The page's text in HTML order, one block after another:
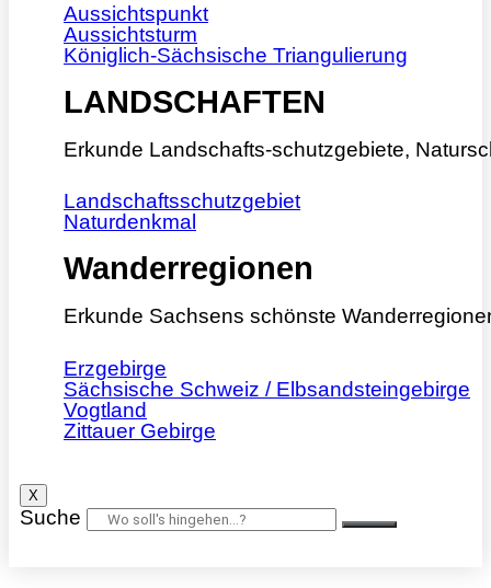
Aussichtspunkt
Aussichtsturm
Königlich-Sächsische Triangulierung
LANDSCHAFTEN
Erkunde Landschafts-schutzgebiete,
Landschaftsschutzgebiet
Naturdenkmal
Wanderregionen
Erkunde Sachsens schönste
Erzgebirge
Sächsische Schweiz / Elbsandsteingebirge
Vogtland
Zittauer Gebirge
X
Suche